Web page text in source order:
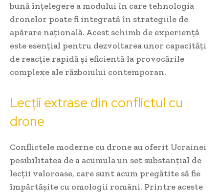
bună înțelegere a modului în care tehnologia
dronelor poate fi integrată în strategiile de
apărare națională. Acest schimb de experiență
este esențial pentru dezvoltarea unor capacități
de reacție rapidă și eficientă la provocările
complexe ale războiului contemporan.
Lecții extrase din conflictul cu
drone
Conflictele moderne cu drone au oferit Ucrainei
posibilitatea de a acumula un set substanțial de
lecții valoroase, care sunt acum pregătite să fie
împărtășite cu omologii români. Printre aceste